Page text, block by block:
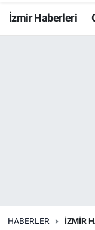
İzmir Haberleri
HABERLER İZMİR
Resmi İlanlar